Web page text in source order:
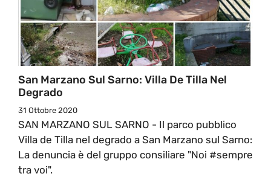
San Marzano Sul Sarno: Villa De Tilla Nel
Degrado
31 Ottobre 2020
SAN MARZANO SUL SARNO - Il parco pubblico
Villa de Tilla nel degrado a San Marzano sul Sarno:
La denuncia è del gruppo consiliare "Noi #sempre
tra voi".